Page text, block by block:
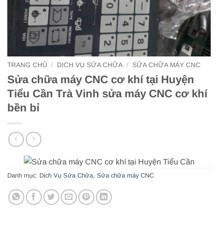
TRANG CHỦ / DỊCH VỤ SỬA CHỮA / SỬA CHỮA MÁY CNC
Sửa chữa máy CNC cơ khí tại Huyện
Tiểu Cần Trà Vinh sửa máy CNC cơ khí
bền bỉ
Danh mục: Dịch Vụ Sửa Chữa, Sửa chữa máy CNC